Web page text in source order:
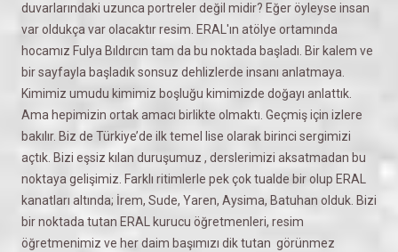
duvarlarındaki uzunca portreler değil midir? Eğer öyleyse insan
var oldukça var olacaktır resim. ERAL'ın atölye ortamında
hocamız Fulya Bıldırcın tam da bu noktada başladı. Bir kalem ve
bir sayfayla başladık sonsuz dehlizlerde insanı anlatmaya.
Kimimiz umudu kimimiz boşluğu kimimizde doğayı anlattık.
Ama hepimizin ortak amacı birlikte olmaktı. Geçmiş için izlere
bakılır. Biz de Türkiye’de ilk temel lise olarak birinci sergimizi
açtık. Bizi eşsiz kılan duruşumuz , derslerimizi aksatmadan bu
noktaya gelişimiz. Farklı ritimlerle pek çok tualde bir olup ERAL
kanatları altında; İrem, Sude, Yaren, Aysima, Batuhan olduk. Bizi
bir noktada tutan ERAL kurucu öğretmenleri, resim
öğretmenimiz ve her daim başımızı dik tutan görünmez